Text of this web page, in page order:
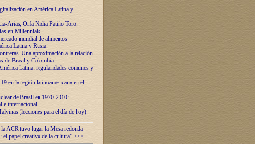
en América Latina y
Arias, Orfa Nidia Patiño Toro.
en Millennials
mundial de alimentos
Latina y Rusia
Una aproximación a la relación
de Brasil y Colombia
Latina: regularidades comunes y
en la región latinoamericana en el
de Brasil en 1970-2010:
e internacional
(lecciones para el día de hoy)
ACR tuvo lugar la Mesa redonda
el papel creativo de la cultura” >>>